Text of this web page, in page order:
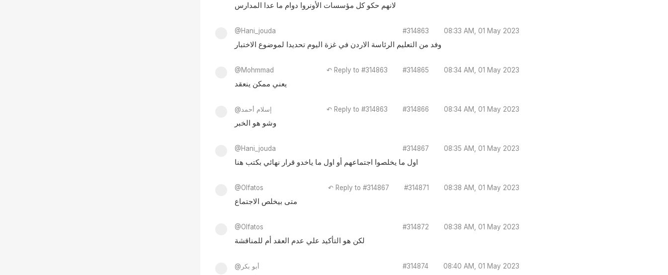
لانهم حكو كل مؤسسات الأونروا دوام ما عدا المدارس
@Hani_jouda #314863 08:33 AM, 01 May 2023
وفد من التعليم الرئاسة الاردن في غزة اليوم تحديدا لموضوع الاختبار
@Mohmmad ↶ Reply to #314863 #314865 08:34 AM, 01 May 2023
يعني ممكن ينعقد
@إسلام أحمد ↶ Reply to #314863 #314866 08:34 AM, 01 May 2023
وشو هو الخبر
@Hani_jouda #314867 08:35 AM, 01 May 2023
اول ما يخلصوا اجتماعهم أو اول ما ياخدو قرار نهائي بكتب هنا
@Olfatos ↶ Reply to #314867 #314871 08:38 AM, 01 May 2023
متى بيخلص الاجتماع
@Olfatos #314872 08:38 AM, 01 May 2023
لكن هو التأكيد علي عدم العقد أم للمناقشة
@أبو بكر #314874 08:40 AM, 01 May 2023